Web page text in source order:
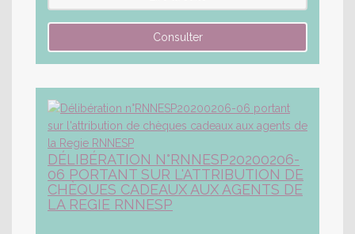
DÉLIBÉRATION N°RNNESP20200206-
06 PORTANT SUR L'ATTRIBUTION DE
CHÈQUES CADEAUX AUX AGENTS DE
LA REGIE RNNESP